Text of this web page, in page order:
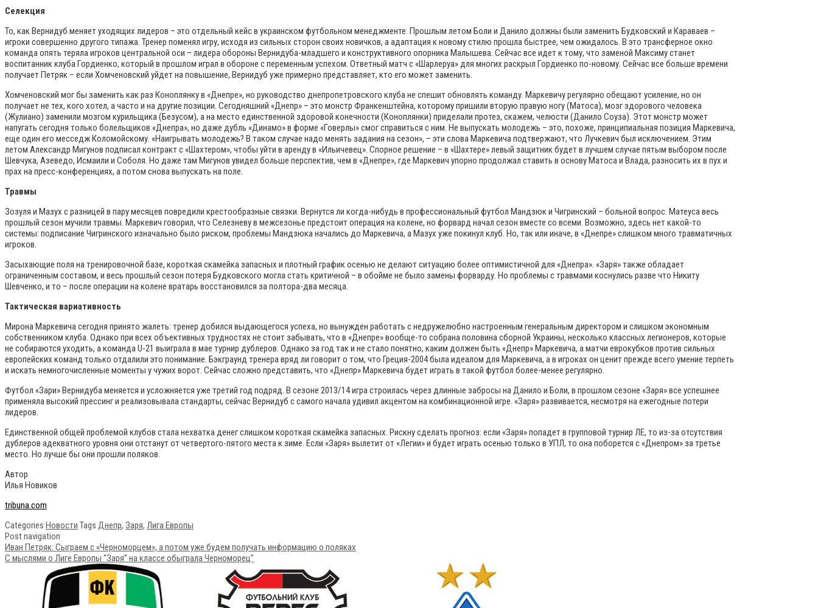
Селекция
То, как Вернидуб меняет уходящих лидеров – это отдельный кейс в украинском футбольном менеджменте. Прошлым летом Боли и Данило должны были заменить Будковский и Караваев –
игроки совершенно другого типажа. Тренер поменял игру, исходя из сильных сторон своих новичков, а адаптация к новому стилю прошла быстрее, чем ожидалось. В это трансферное окно
команда опять теряла игроков центральной оси – лидера обороны Вернидуба-младшего и конструктивного опорника Малышева. Сейчас все идет к тому, что заменой Максиму станет
воспитанник клуба Гордиенко, который в прошлом играл в обороне с переменным успехом. Ответный матч с «Шарлеруа» для многих раскрыл Гордиенко по-новому. Сейчас все больше времени
получает Петряк – если Хомченовский уйдет на повышение, Вернидуб уже примерно представляет, кто его может заменить.
Хомченовский мог бы заменить как раз Коноплянку в «Днепре», но руководство днепропетровского клуба не спешит обновлять команду. Маркевичу регулярно обещают усиление, но он
получает не тех, кого хотел, а часто и на другие позиции. Сегодняшний «Днепр» – это монстр Франкенштейна, которому пришили вторую правую ногу (Матоса), мозг здорового человека
(Жулиано) заменили мозгом курильщика (Безусом), а на место единственной здоровой конечности (Коноплянки) приделали протез, скажем, челюсти (Данило Соуза). Этот монстр может
напугать сегодня только болельщиков «Днепра», но даже дубль «Динамо» в форме «Говерлы» смог справиться с ним. Не выпускать молодежь – это, похоже, принципиальная позиция Маркевича,
еще один его месседж Коломойскому. «Наигрывать молодежь? В таком случае надо менять задания на сезон», – эти слова Маркевича подтвержают, что Лучкевич был исключением. Этим
летом Александр Мигунов подписал контракт с «Шахтером», чтобы уйти в аренду в «Ильичевец». Спорное решение – в «Шахтере» левый защитник будет в лучшем случае пятым выбором после
Шевчука, Азеведо, Исмаили и Соболя. Но даже там Мигунов увидел больше перспектив, чем в «Днепре», где Маркевич упорно продолжал ставить в основу Матоса и Влада, разносить их в пух и
прах на пресс-конференциях, а потом снова выпускать на поле.
Травмы
Зозуля и Мазух с разницей в пару месяцев повредили крестообразные связки. Вернутся ли когда-нибудь в профессиональный футбол Мандзюк и Чигринский – больной вопрос. Матеуса весь
прошлый сезон мучили травмы. Маркевич говорил, что Селезневу в межсезонье предстоит операция на колене, но форвард начал сезон вместе со всеми. Возможно, здесь нет какой-то
системы: подписание Чигринского изначально было риском, проблемы Мандзюка начались до Маркевича, а Мазух уже покинул клуб. Но, так или иначе, в «Днепре» слишком много травматичных
игроков.
Засыхающие поля на тренировочной базе, короткая скамейка запасных и плотный график осенью не делают ситуацию более оптимистичной для «Днепра». «Заря» также обладает
ограниченным составом, и весь прошлый сезон потеря Будковского могла стать критичной – в обойме не было замены форварду. Но проблемы с травмами коснулись разве что Никиту
Шевченко, и то – после операции на колене вратарь восстановился за полтора-два месяца.
Тактическая вариативность
Мирона Маркевича сегодня принято жалеть: тренер добился выдающегося успеха, но вынужден работать с недружелюбно настроенным генеральным директором и слишком экономным
собственником клуба. Однако при всех объективных трудностях не стоит забывать, что в «Днепре» вообще-то собрана половина сборной Украины, несколько классных легионеров, которые
не собираются уходить, а команда U-21 выиграла в мае турнир дублеров. Однако за год так и не стало понятно, каким должен быть «Днепр» Маркевича, а матчи еврокубков против сильных
европейских команд только отдалили это понимание. Бэкграунд тренера вряд ли говорит о том, что Греция-2004 была идеалом для Маркевича, а в игроках он ценит прежде всего умение терпеть
и искать немногочисленные моменты у чужих ворот. Сейчас сложно представить, что «Днепр» Маркевича будет играть в такой футбол более-менее регулярно.
Футбол «Зари» Вернидуба меняется и усложняется уже третий год подряд. В сезоне 2013/14 игра строилась через длинные забросы на Данило и Боли, в прошлом сезоне «Заря» все успешнее
применяла высокий прессинг и реализовывала стандарты, сейчас Вернидуб с самого начала удивил акцентом на комбинационной игре. «Заря» развивается, несмотря на ежегодные потери
лидеров.
Единственной общей проблемой клубов стала нехватка денег слишком короткая скамейка запасных. Рискну сделать прогноз: если «Заря» попадет в групповой турнир ЛЕ, то из-за отсутствия
дублеров адекватного уровня они отстанут от четвертого-пятого места к зиме. Если «Заря» вылетит от «Легии» и будет играть осенью только в УПЛ, то она поборется с «Днепром» за третье
место. Но лучше бы они прошли поляков.
Автор
Илья Новиков
tribuna.com
Categories Новости Tags Днепр, Заря, Лига Европы
Post navigation
Иван Петряк: Сыграем с «Черноморцем», а потом уже будем получать информацию о поляках
С мыслями о Лиге Европы “Заря” на классе обыграла Черноморец”